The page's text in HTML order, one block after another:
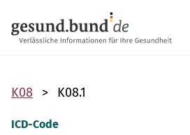
K08 K08.1
ICD-Code